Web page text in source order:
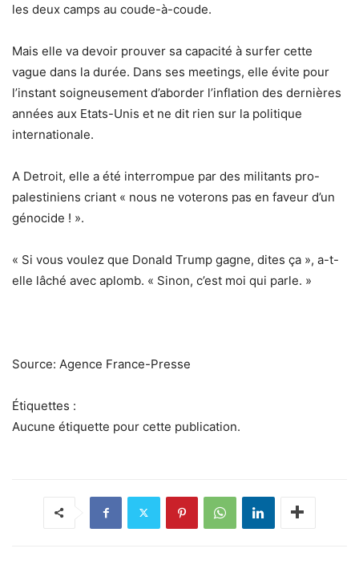
les deux camps au coude-à-coude.
Mais elle va devoir prouver sa capacité à surfer cette
vague dans la durée. Dans ses meetings, elle évite pour
l’instant soigneusement d’aborder l’inflation des dernières
années aux Etats-Unis et ne dit rien sur la politique
internationale.
A Detroit, elle a été interrompue par des militants pro-
palestiniens criant « nous ne voterons pas en faveur d’un
génocide ! ».
« Si vous voulez que Donald Trump gagne, dites ça », a-t-
elle lâché avec aplomb. « Sinon, c’est moi qui parle. »
Source: Agence France-Presse
Étiquettes :
Aucune étiquette pour cette publication.